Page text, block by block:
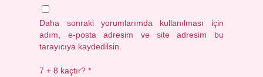
Daha sonraki yorumlarımda kullanılması için
adım, e-posta adresim ve site adresim bu
tarayıcıya kaydedilsin.
7 + 8 kaçtır?*